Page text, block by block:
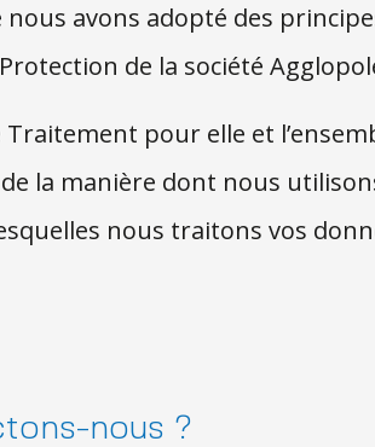
avons adopté des
de la société
pour elle et
la manière dont nous
nous traitons vos
nous ?